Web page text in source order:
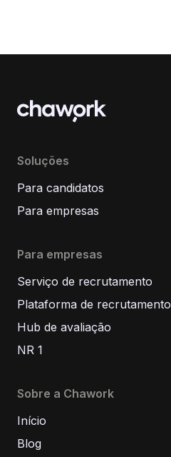
Soluções
Para candidatos
Para empresas
Para empresas
Serviço de recrutamento
Plataforma de recrutamento
Hub de avaliação
NR 1
Sobre a Chawork
Início
Blog